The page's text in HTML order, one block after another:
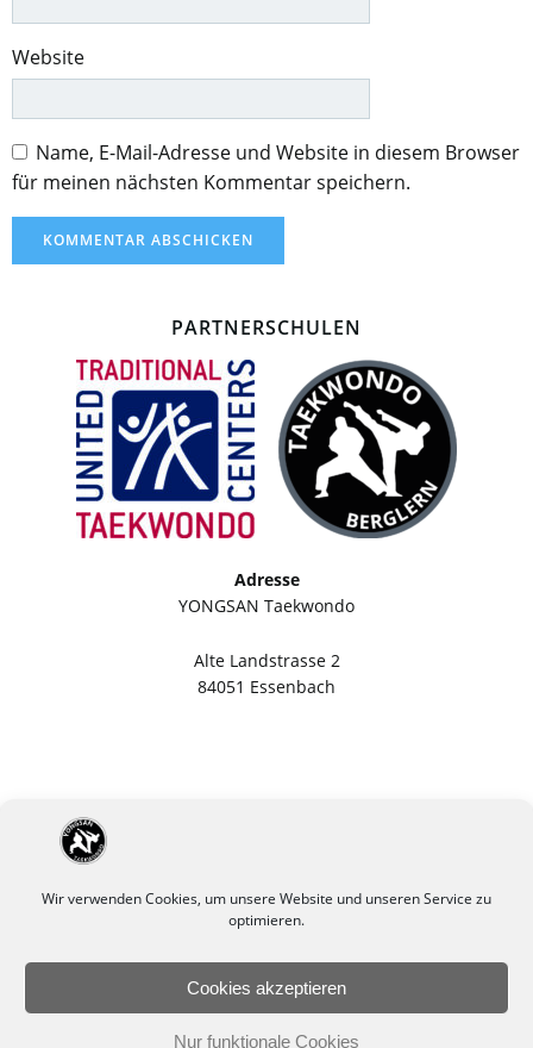
Wir verwenden Cookies, um unsere Website und unseren Service zu
optimieren.
Cookies akzeptieren
Nur funktionale Cookies
Website
Name, E-Mail-Adresse und Website in diesem Browser
für meinen nächsten Kommentar speichern.
PARTNERSCHULEN
Adresse
YONGSAN Taekwondo
Alte Landstrasse 2
84051 Essenbach
Impressum
Datenschutzerklärung